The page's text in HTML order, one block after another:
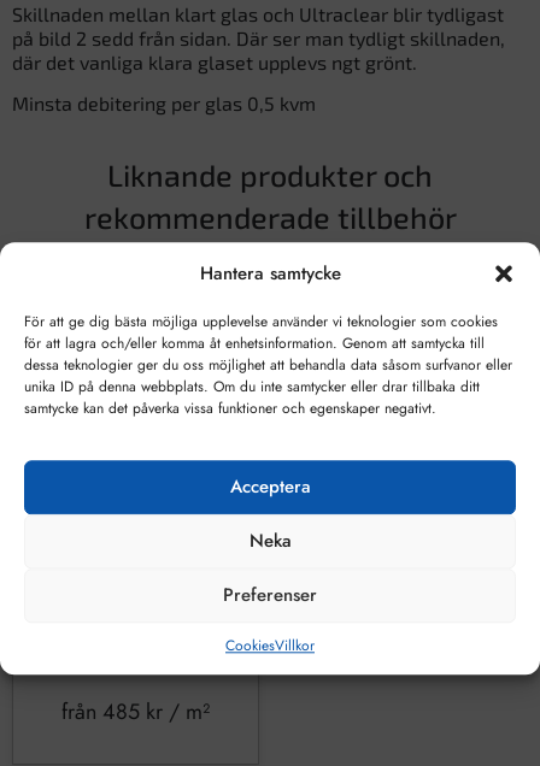
Hantera samtycke
För att ge dig bästa möjliga upplevelse använder vi teknologier som cookies
för att lagra och/eller komma åt enhetsinformation. Genom att samtycka till
dessa teknologier ger du oss möjlighet att behandla data såsom surfvanor eller
unika ID på denna webbplats. Om du inte samtycker eller drar tillbaka ditt
samtycke kan det påverka vissa funktioner och egenskaper negativt.
Acceptera
Neka
Preferenser
CookiesVillkor
Skillnaden mellan klart glas och Ultraclear blir tydligast
på bild 2 sedd från sidan. Där ser man tydligt skillnaden,
där det vanliga klara glaset upplevs ngt grönt.
Minsta debitering per glas 0,5 kvm
Liknande produkter och
rekommenderade tillbehör
från 485 kr / m²